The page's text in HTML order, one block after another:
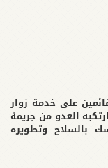
على خدمة زوار
العدو من جريمة
بالسلاح وتطويره